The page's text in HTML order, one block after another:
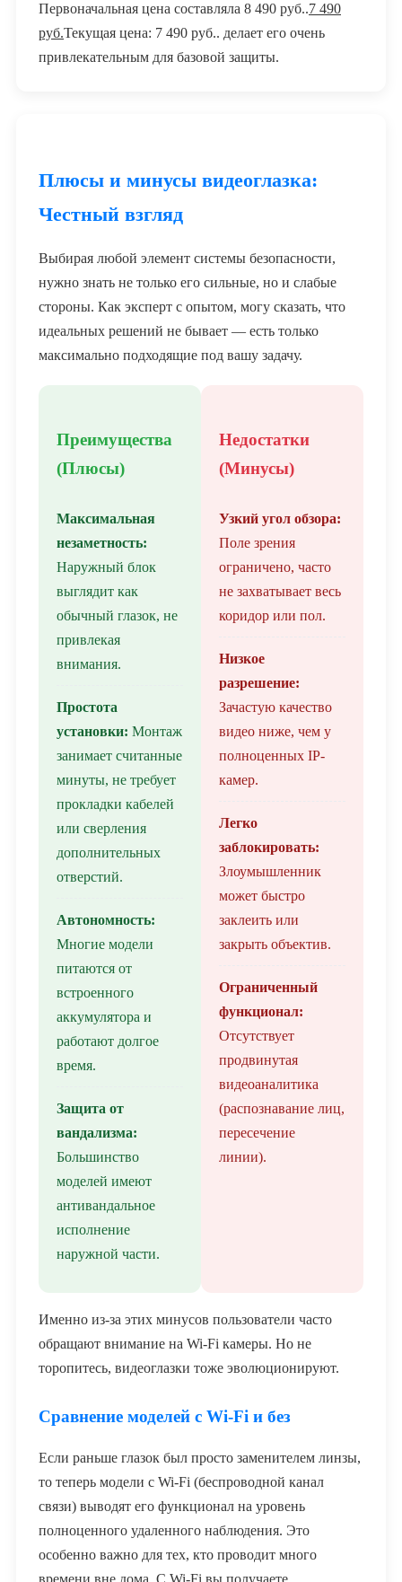
Первоначальная цена составляла 8 490 руб..7 490
руб.Текущая цена: 7 490 руб.. делает его очень
привлекательным для базовой защиты.
Плюсы и минусы видеоглазка:
Честный взгляд
Выбирая любой элемент системы безопасности,
нужно знать не только его сильные, но и слабые
стороны. Как эксперт с опытом, могу сказать, что
идеальных решений не бывает — есть только
максимально подходящие под вашу задачу.
Преимущества
(Плюсы)
Максимальная
незаметность:
Наружный блок
выглядит как
обычный глазок, не
привлекая
внимания.
Простота
установки: Монтаж
занимает считанные
минуты, не требует
прокладки кабелей
или сверления
дополнительных
отверстий.
Автономность:
Многие модели
питаются от
встроенного
аккумулятора и
работают долгое
время.
Защита от
вандализма:
Большинство
моделей имеют
антивандальное
исполнение
наружной части.
Недостатки
(Минусы)
Узкий угол обзора:
Поле зрения
ограничено, часто
не захватывает весь
коридор или пол.
Низкое
разрешение:
Зачастую качество
видео ниже, чем у
полноценных IP-
камер.
Легко
заблокировать:
Злоумышленник
может быстро
заклеить или
закрыть объектив.
Ограниченный
функционал:
Отсутствует
продвинутая
видеоаналитика
(распознавание лиц,
пересечение
линии).
Именно из-за этих минусов пользователи часто
обращают внимание на Wi-Fi камеры. Но не
торопитесь, видеоглазки тоже эволюционируют.
Сравнение моделей с Wi-Fi и без
Если раньше глазок был просто заменителем линзы,
то теперь модели с Wi-Fi (беспроводной канал
связи) выводят его функционал на уровень
полноценного удаленного наблюдения. Это
особенно важно для тех, кто проводит много